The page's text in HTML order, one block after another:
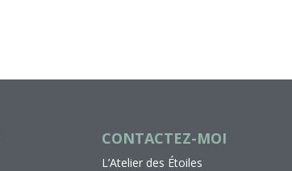
CONTACTEZ-MOI
L’Atelier des Étoiles